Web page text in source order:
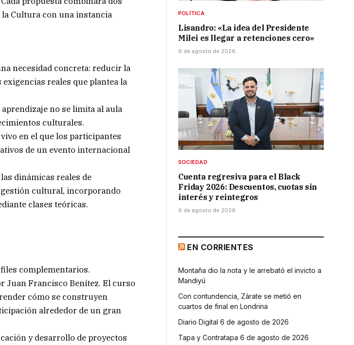
Cultura con una instancia
necesidad concreta: reducir la
reales que plantea la
no se limita al aula
culturales.
en el que los participantes
de un evento internacional
dinámicas reales de
cultural, incorporando
clases teóricas.
complementarios.
Juan Francisco Benítez. El curso
cómo se construyen
alrededor de un gran
y desarrollo de proyectos
POLÍTICA
Lisandro: «La idea del Presidente
Milei es llegar a retenciones cero»
6 de agosto de 2026
SOCIEDAD
Cuenta regresiva para el Black
Friday 2026: Descuentos, cuotas sin
interés y reintegros
6 de agosto de 2026
EN CORRIENTES
Montaña dio la nota y le arrebató el invicto a
Mandiyú
Con contundencia, Zárate se metió en
cuartos de final en Londrina
Diario Digital 6 de agosto de 2026
Tapa y Contratapa 6 de agosto de 2026